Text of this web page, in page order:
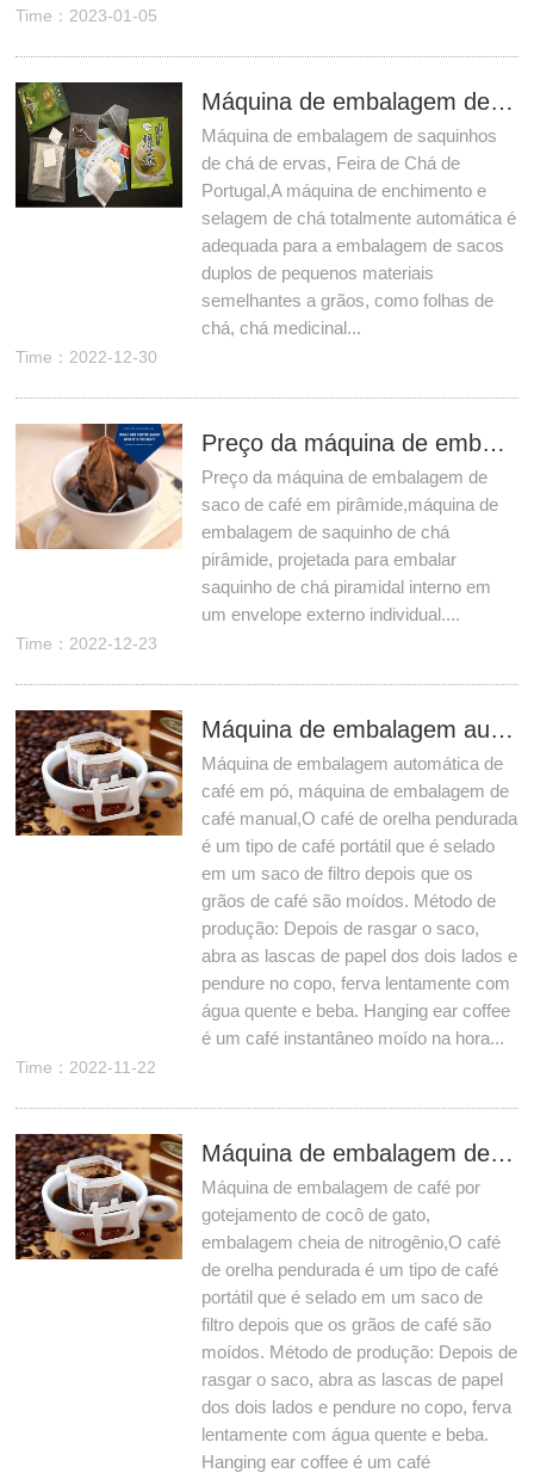
Time：2023-01-05
Máquina de embalagem de saquinhos de chá de ervas, Feira de Chá de Portugal
Máquina de embalagem de saquinhos
de chá de ervas, Feira de Chá de
Portugal,A máquina de enchimento e
selagem de chá totalmente automática é
adequada para a embalagem de sacos
duplos de pequenos materiais
semelhantes a grãos, como folhas de
chá, chá medicinal...
Time：2022-12-30
Preço da máquina de embalagem de saco de café em pirâmide
Preço da máquina de embalagem de
saco de café em pirâmide,máquina de
embalagem de saquinho de chá
pirâmide, projetada para embalar
saquinho de chá piramidal interno em
um envelope externo individual....
Time：2022-12-23
Máquina de embalagem automática de café em pó, máquina de embalagem de café manual
Máquina de embalagem automática de
café em pó, máquina de embalagem de
café manual,O café de orelha pendurada
é um tipo de café portátil que é selado
em um saco de filtro depois que os
grãos de café são moídos. Método de
produção: Depois de rasgar o saco,
abra as lascas de papel dos dois lados e
pendure no copo, ferva lentamente com
água quente e beba. Hanging ear coffee
é um café instantâneo moído na hora...
Time：2022-11-22
Máquina de embalagem de café por gotejamento de cocô de gato, embalagem cheia de nitrogênio
Máquina de embalagem de café por
gotejamento de cocô de gato,
embalagem cheia de nitrogênio,O café
de orelha pendurada é um tipo de café
portátil que é selado em um saco de
filtro depois que os grãos de café são
moídos. Método de produção: Depois de
rasgar o saco, abra as lascas de papel
dos dois lados e pendure no copo, ferva
lentamente com água quente e beba.
Hanging ear coffee é um café